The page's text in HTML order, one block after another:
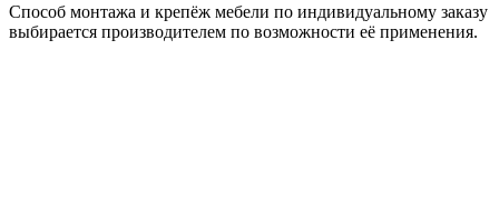
Способ монтажа и крепёж мебели по индивидуальному заказу
выбирается производителем по возможности её применения.